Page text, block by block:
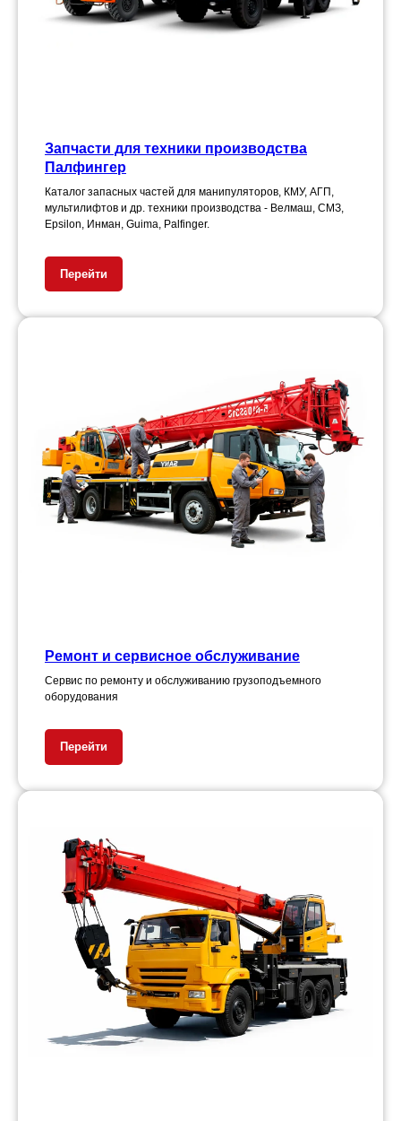
Запчасти для техники производства
Палфингер
Каталог запасных частей для манипуляторов, КМУ, АГП,
мультилифтов и др. техники производства - Велмаш, СМЗ,
Epsilon, Инман, Guima, Palfinger.
Перейти
Ремонт и сервисное обслуживание
Сервис по ремонту и обслуживанию грузоподъемного
оборудования
Перейти